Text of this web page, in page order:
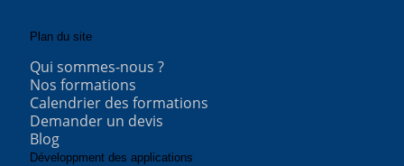
Plan du site
Qui sommes-nous ?
Nos formations
Calendrier des formations
Demander un devis
Blog
Développment des applications